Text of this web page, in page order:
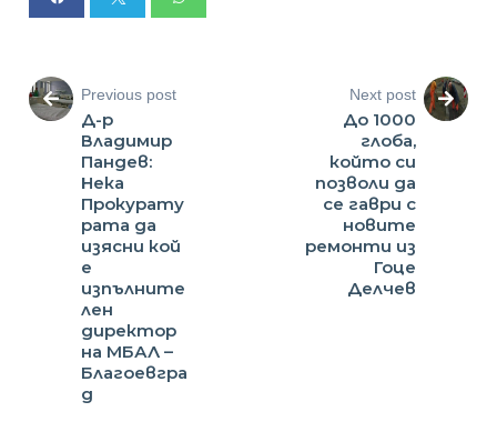
Previous post
Д-р
Владимир
Пандев:
Нека
Прокурату
рата да
изясни кой
е
изпълните
лен
директор
на МБАЛ –
Благоевгра
д
Next post
До 1000
глоба,
който си
позволи да
се гаври с
новите
ремонти из
Гоце
Делчев